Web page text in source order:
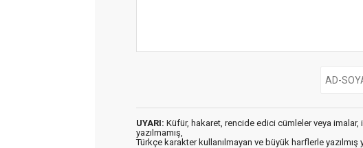
UYARI: Küfür, hakaret, rencide edici cümleler veya imalar,
yazılmamış,
Türkçe karakter kullanılmayan ve büyük harflerle